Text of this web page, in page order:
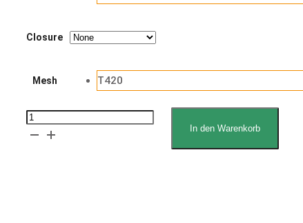
Closure
Mesh T420
Adamatic
VDR4
In den Warenkorb